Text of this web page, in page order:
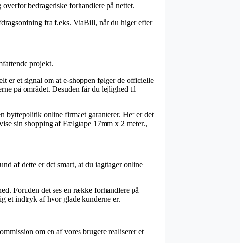
bedrageriske forhandlere på nettet.
fra f.eks. ViaBill, når du higer efter
projekt.
er et signal om at e-shoppen følger de officielle
på området. Desuden får du lejlighed til
byttepolitik online firmaet garanterer. Her er det
sin shopping af Fælgtape 17mm x 2 meter.,
af dette er det smart, at du iagttager online
Foruden det ses en række forhandlere på
et indtryk af hvor glade kunderne er.
om en af vores brugere realiserer et